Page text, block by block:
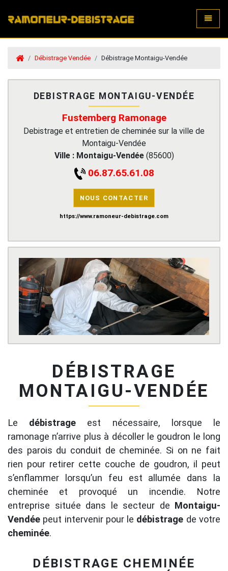
Débistrage Vendée Débistrage Montaigu-Vendée
DEBISTRAGE MONTAIGU-VENDÉE
Fustemberg Ramonage
Debistrage et entretien de cheminée sur la ville de
Montaigu-Vendée
Ville : Montaigu-Vendée(85600)
06.87.65.61.08
NOUS CONTACTER
https://www.ramoneur-debistrage.com
DÉBISTRAGE
MONTAIGU-VENDÉE
Le débistrage est nécessaire, lorsque le
ramonage n’arrive plus à décoller le goudron le long
des parois du conduit de cheminée. Si on ne fait
rien pour retirer cette couche de goudron, il peut
s’enflammer lorsqu’un feu est allumée dans la
cheminée et provoqué un incendie. Notre
entreprise située dans le secteur de Montaigu-
Vendée peut intervenir pour le débistrage de votre
cheminée.
DÉBISTRAGE CHEMINÉE